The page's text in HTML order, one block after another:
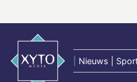
Nieuws |